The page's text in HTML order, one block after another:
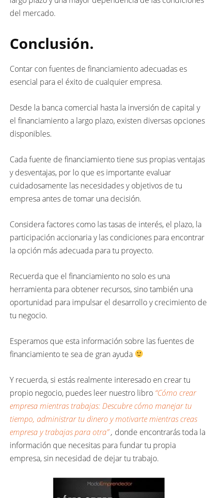
del mercado.
Conclusión.
Contar con fuentes de financiamiento adecuadas es
esencial para el éxito de cualquier empresa.
Desde la banca comercial hasta la inversión de capital y
el financiamiento a largo plazo, existen diversas opciones
disponibles.
Cada fuente de financiamiento tiene sus propias ventajas
y desventajas, por lo que es importante evaluar
cuidadosamente las necesidades y objetivos de tu
empresa antes de tomar una decisión.
Considera factores como las tasas de interés, el plazo, la
participación accionaria y las condiciones para encontrar
la opción más adecuada para tu proyecto.
Recuerda que el financiamiento no solo es una
herramienta para obtener recursos, sino también una
oportunidad para impulsar el desarrollo y crecimiento de
tu negocio.
Esperamos que esta información sobre las fuentes de
financiamiento te sea de gran ayuda
Y recuerda, si estás realmente interesado en crear tu
propio negocio, puedes leer nuestro libro “Cómo crear
empresa mientras trabajas: Descubre cómo manejar tu
tiempo, administrar tu dinero y motivarte mientras creas
empresa y trabajas para otra”, donde encontrarás toda la
información que necesitas para fundar tu propia
empresa, sin necesidad de dejar tu trabajo.